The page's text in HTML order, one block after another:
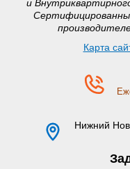
и
Карта
Нижний